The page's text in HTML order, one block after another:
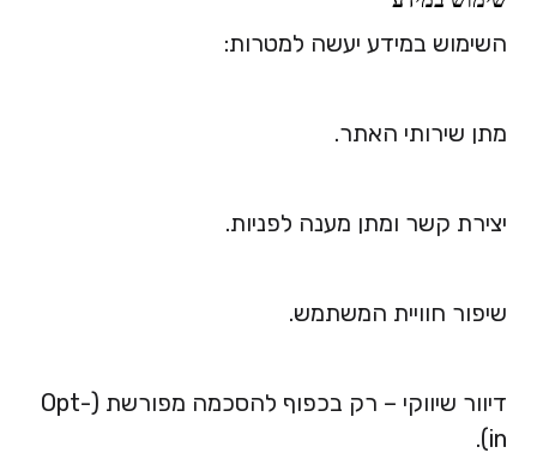
השימוש במידע יעשה למטרות:
מתן שירותי האתר.
יצירת קשר ומתן מענה לפניות.
שיפור חוויית המשתמש.
דיוור שיווקי – רק בכפוף להסכמה מפורשת (Opt-
in).